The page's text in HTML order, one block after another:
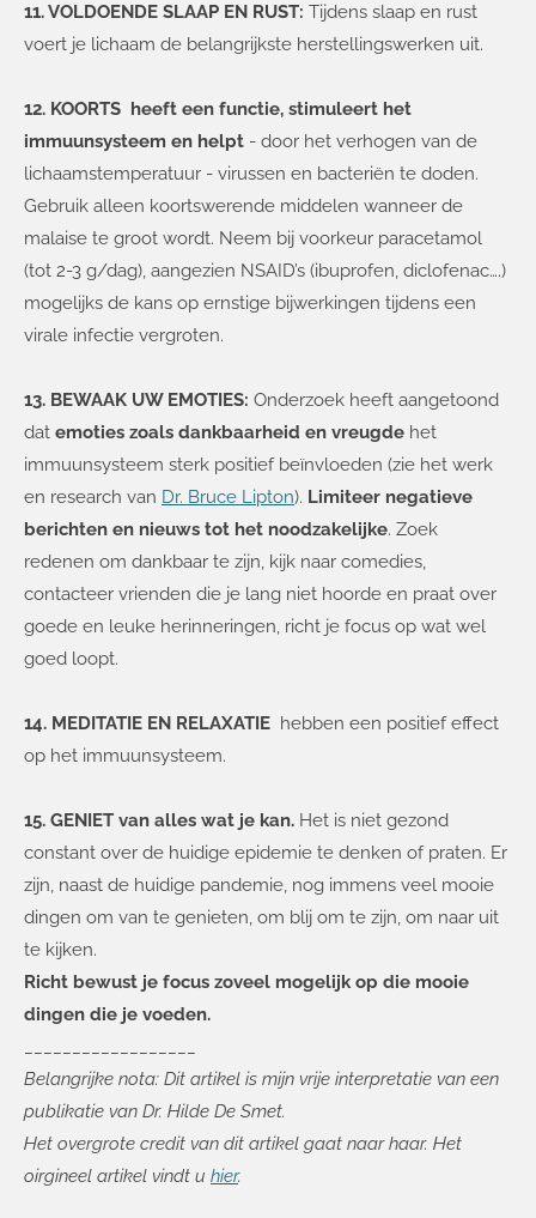
11. VOLDOENDE SLAAP EN RUST: Tijdens slaap en rust
voert je lichaam de belangrijkste herstellingswerken uit.
12. KOORTS heeft een functie, stimuleert het
immuunsysteem en helpt - door het verhogen van de
lichaamstemperatuur - virussen en bacteriën te doden.
Gebruik alleen koortswerende middelen wanneer de
malaise te groot wordt. Neem bij voorkeur paracetamol
(tot 2-3 g/dag), aangezien NSAID’s (ibuprofen, diclofenac….)
mogelijks de kans op ernstige bijwerkingen tijdens een
virale infectie vergroten.
13. BEWAAK UW EMOTIES: Onderzoek heeft aangetoond
dat emoties zoals dankbaarheid en vreugde het
immuunsysteem sterk positief beïnvloeden (zie het werk
en research van Dr. Bruce Lipton). Limiteer negatieve
berichten en nieuws tot het noodzakelijke. Zoek
redenen om dankbaar te zijn, kijk naar comedies,
contacteer vrienden die je lang niet hoorde en praat over
goede en leuke herinneringen, richt je focus op wat wel
goed loopt.
14. MEDITATIE EN RELAXATIE hebben een positief effect
op het immuunsysteem.
15. GENIET van alles wat je kan. Het is niet gezond
constant over de huidige epidemie te denken of praten. Er
zijn, naast de huidige pandemie, nog immens veel mooie
dingen om van te genieten, om blij om te zijn, om naar uit
te kijken.
Richt bewust je focus zoveel mogelijk op die mooie
dingen die je voeden.
Belangrijke nota: Dit artikel is mijn vrije interpretatie van een
publikatie van Dr. Hilde De Smet.
Het overgrote credit van dit artikel gaat naar haar. Het
oirgineel artikel vindt u hier.